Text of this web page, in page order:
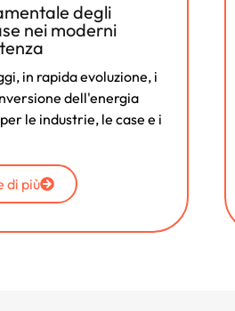
degli
nei moderni
in rapida evoluzione, i
dell'energia
le industrie, le case e i
di più